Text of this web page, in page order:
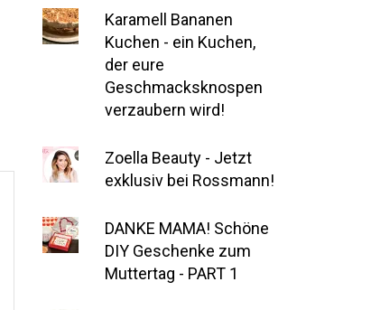
Karamell Bananen
Kuchen - ein Kuchen,
der eure
Geschmacksknospen
verzaubern wird!
Zoella Beauty - Jetzt
exklusiv bei Rossmann!
DANKE MAMA! Schöne
DIY Geschenke zum
Muttertag - PART 1